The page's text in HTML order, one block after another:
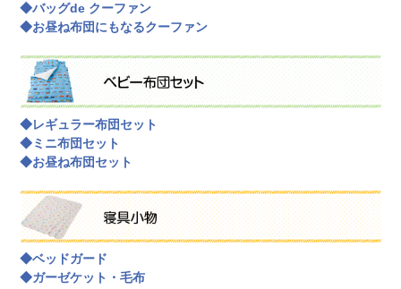
◆バッグde クーファン
◆お昼ね布団にもなるクーファン
◆レギュラー布団セット
◆ミニ布団セット
◆お昼ね布団セット
◆ベッドガード
◆ガーゼケット・毛布